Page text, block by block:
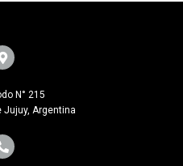
N° 215
Jujuy, Argentina